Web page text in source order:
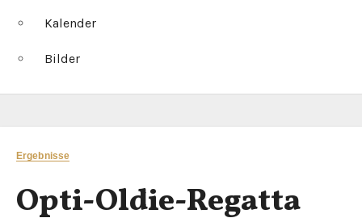
Kalender
Bilder
Ergebnisse
Opti-Oldie-Regatta